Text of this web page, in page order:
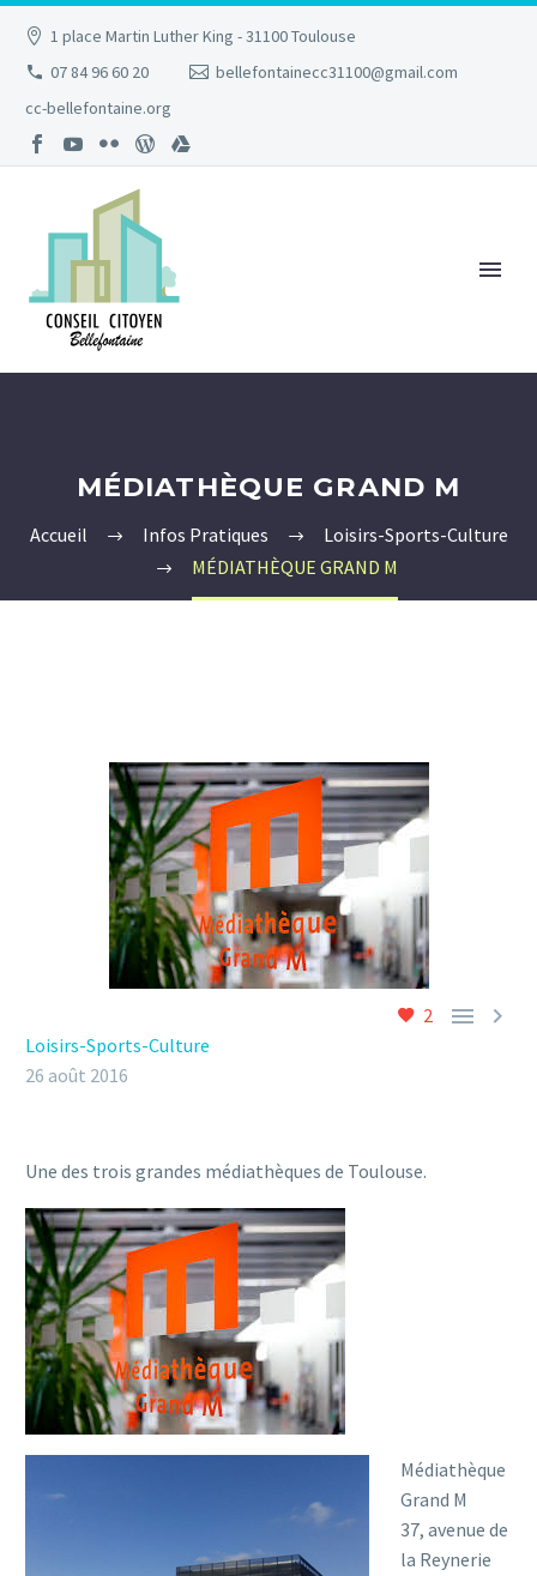
1 place Martin Luther King - 31100 Toulouse
07 84 96 60 20
bellefontainecc31100@gmail.com
cc-bellefontaine.org
MÉDIATHÈQUE GRAND M
Accueil Infos Pratiques
Loisirs-Sports-Culture
MÉDIATHÈQUE GRAND M
2  
Loisirs-Sports-Culture
26 août 2016
Une des trois grandes médiathèques de Toulouse.
Médiathèque
Grand M
37, avenue de
la Reynerie